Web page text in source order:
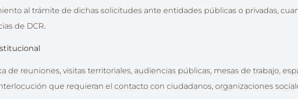
al trámite de dichas solicitudes ante entidades públicas o privadas,
de DCR.
de reuniones, visitas territoriales, audiencias públicas, mesas de trabajo,
que requieran el contacto con ciudadanos, organizaciones